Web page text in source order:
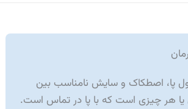
پا، اصطکاک و سایش نامناسب بین
هر چیزی است که با پا در تماس است.